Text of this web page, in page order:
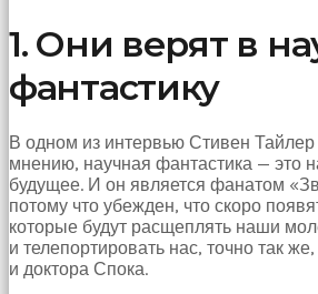
cayır
cayır
yanıyor
olduğu
için
beni
yaka
paça
tutup
içeri
çekti
ve
kızmaya
1. Они верят в
фантастику
В одном из интервью Стивен Тайлер
мнению, научная фантастика — это
будущее. И он является фанатом
потому что убежден, что скоро
которые будут расщеплять наши
и телепортировать нас, точно так
и доктора Спока.